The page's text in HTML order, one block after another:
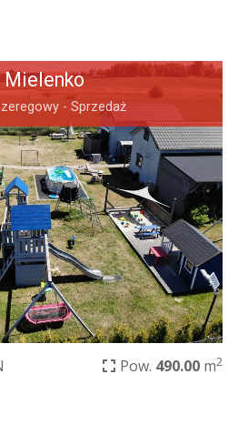
Mielenko
- Sprzedaż
Pow. 490.00 m2